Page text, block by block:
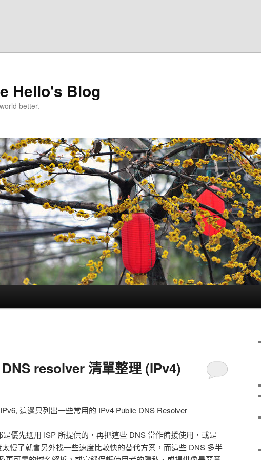
Hello's Blog
better.
resolver 清單整理 (IPv4)
這邊只列出一些常用的 IPv4 Public DNS Resolver
優先選用 ISP 所提供的，再把這些 DNS 當作備援使用，或是
慢了就會另外找一些速度比較快的替代方案，而這些 DNS 多半